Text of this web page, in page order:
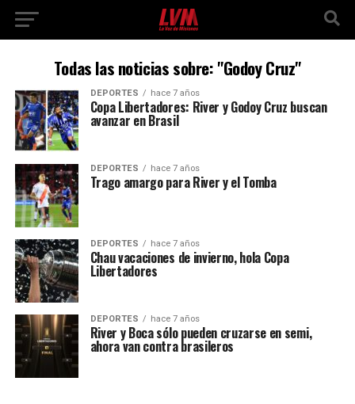
Todas las noticias sobre: "Godoy Cruz"
DEPORTES hace 7 años
Copa Libertadores: River y Godoy Cruz buscan
avanzar en Brasil
DEPORTES hace 7 años
Trago amargo para River y el Tomba
DEPORTES hace 7 años
Chau vacaciones de invierno, hola Copa
Libertadores
DEPORTES hace 7 años
River y Boca sólo pueden cruzarse en semi,
ahora van contra brasileros